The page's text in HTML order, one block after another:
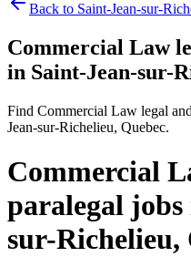
Back to Saint-Jean-sur-
Commercial Law
in Saint-Jean-sur-
Find Commercial Law legal
Jean-sur-Richelieu, Quebec.
Commercial
paralegal
sur-Richelieu,